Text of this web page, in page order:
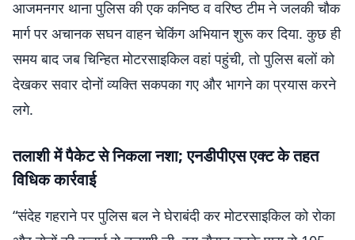
आजमनगर थाना पुलिस की एक कनिष्ठ व वरिष्ठ टीम ने जलकी चौक
मार्ग पर अचानक सघन वाहन चेकिंग अभियान शुरू कर दिया. कुछ ही
समय बाद जब चिन्हित मोटरसाइकिल वहां पहुंची, तो पुलिस बलों को
देखकर सवार दोनों व्यक्ति सकपका गए और भागने का प्रयास करने
लगे.
तलाशी में पैकेट से निकला नशा; एनडीपीएस एक्ट के तहत
विधिक कार्रवाई
“संदेह गहराने पर पुलिस बल ने घेराबंदी कर मोटरसाइकिल को रोका